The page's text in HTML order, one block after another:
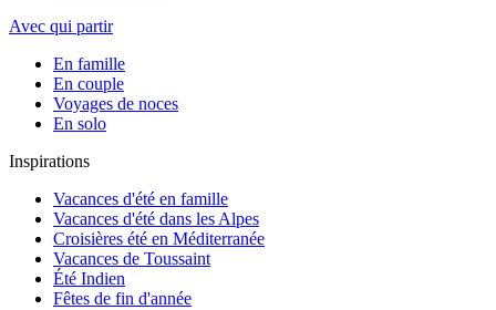
Avec qui partir
En famille
En couple
Voyages de noces
En solo
Inspirations
Vacances d'été en famille
Vacances d'été dans les Alpes
Croisières été en Méditerranée
Vacances de Toussaint
Été Indien
Fêtes de fin d'année